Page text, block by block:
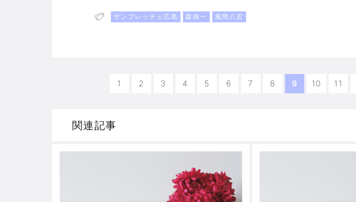
サンフレッチェ広島 森保一 風間八宏
1 2 3 4 5 6 7 8 9 10 11
関連記事